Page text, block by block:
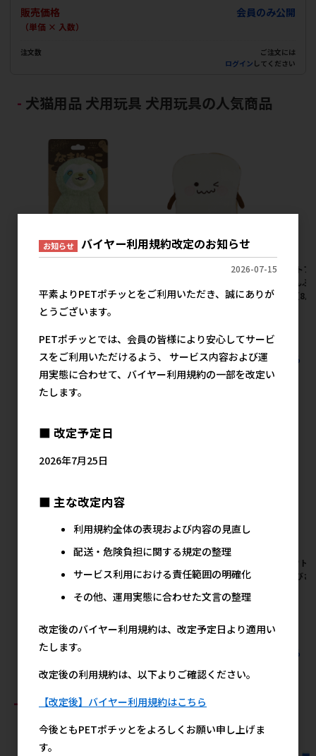
販売価格
（単価 × 入数）
会員のみ公開
注文数
ご注文には
ログイン してください
犬猫用品 犬用玩具 犬用玩具の人気商品
メーカー希望小売価格
890円
[ペットプロジャパン]ペットプ
【8月特価】
[ペットプ
ロ ぶん
サン【8月
すべての犬猫用品 犬用玩具 犬用玩具の人気商品を見る
ペッツルートの人気商品
ト]へびさんコートSS ピンク
メーカー希望小売価格
ト]へびさんコートM ピンク
メーカー希望小売価格
【アウト
ト]へび
すべてのペッツルートの人気商品を見る
おすすめ商品
お知らせ バイヤー利用規約改定のお知らせ
2026-07-15
平素よりPETポチッとをご利用いただき、誠にありが
とうございます。
PETポチッとでは、会員の皆様により安心してサービ
スをご利用いただけるよう、 サービス内容および運
用実態に合わせて、バイヤー利用規約の一部を改定い
たします。
■ 改定予定日
2026年7月25日
■ 主な改定内容
利用規約全体の表現および内容の見直し
配送・危険負担に関する規定の整理
サービス利用における責任範囲の明確化
その他、運用実態に合わせた文言の整理
改定後のバイヤー利用規約は、改定予定日より適用い
たします。
改定後の利用規約は、以下よりご確認ください。
【改定後】バイヤー利用規約はこちら
今後ともPETポチッとをよろしくお願い申し上げま
す。